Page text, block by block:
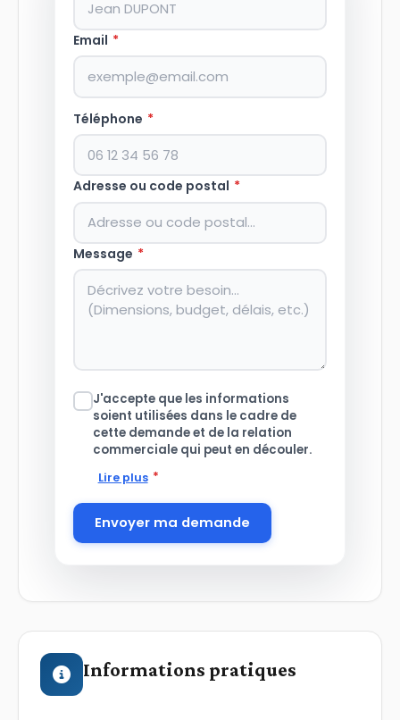
Email *
Téléphone *
Adresse ou code postal *
Message *
J'accepte que les informations
soient utilisées dans le cadre de
cette demande et de la relation
commerciale qui peut en découler.
Lire plus *
Envoyer ma demande
Informations pratiques